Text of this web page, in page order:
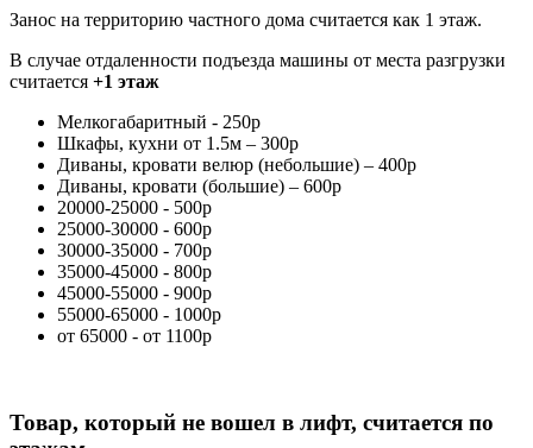
Занос на территорию частного дома считается как 1 этаж.
В случае отдаленности подъезда машины от места разгрузки
считается +1 этаж
Мелкогабаритный - 250р
Шкафы, кухни от 1.5м – 300р
Диваны, кровати велюр (небольшие) – 400р
Диваны, кровати (большие) – 600р
20000-25000 - 500р
25000-30000 - 600р
30000-35000 - 700р
35000-45000 - 800р
45000-55000 - 900р
55000-65000 - 1000р
от 65000 - от 1100р
Товар, который не вошел в лифт, считается по